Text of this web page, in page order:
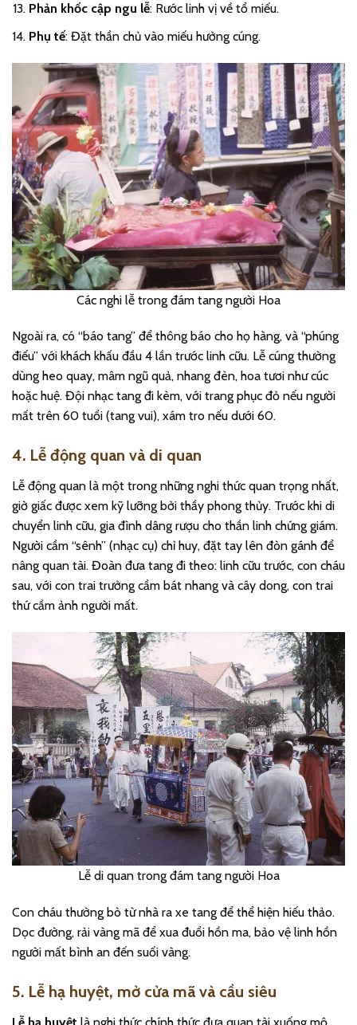
Phản khốc cập ngu lễ: Rước linh vị về tổ miếu.
Phụ tế: Đặt thần chủ vào miếu hưởng cúng.
Các nghi lễ trong đám tang người Hoa
Ngoài ra, có “báo tang” để thông báo cho họ hàng, và “phúng
điếu” với khách khấu đầu 4 lần trước linh cữu. Lễ cúng thường
dùng heo quay, mâm ngũ quả, nhang đèn, hoa tươi như cúc
hoặc huệ. Đội nhạc tang đi kèm, với trang phục đỏ nếu người
mất trên 60 tuổi (tang vui), xám tro nếu dưới 60.
4. Lễ động quan và di quan
Lễ động quan là một trong những nghi thức quan trọng nhất,
giờ giấc được xem kỹ lưỡng bởi thầy phong thủy. Trước khi di
chuyển linh cữu, gia đình dâng rượu cho thần linh chứng giám.
Người cầm “sênh” (nhạc cụ) chỉ huy, đặt tay lên đòn gánh để
nâng quan tài. Đoàn đưa tang đi theo: linh cữu trước, con cháu
sau, với con trai trưởng cầm bát nhang và cây dong, con trai
thứ cầm ảnh người mất.
Lễ di quan trong đám tang người Hoa
Con cháu thường bò từ nhà ra xe tang để thể hiện hiếu thảo.
Dọc đường, rải vàng mã để xua đuổi hồn ma, bảo vệ linh hồn
người mất bình an đến suối vàng.
5. Lễ hạ huyệt, mở cửa mã và cầu siêu
Lễ hạ huyệt là nghi thức chính thức đưa quan tài xuống mộ,